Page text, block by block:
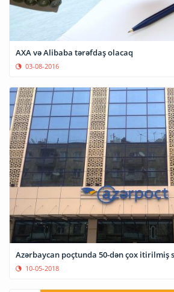
AXA və Alibaba tərəfdaş olacaq
03-08-2016
Azərbaycan poçtunda 50-dən çox itirilmiş
10-05-2018